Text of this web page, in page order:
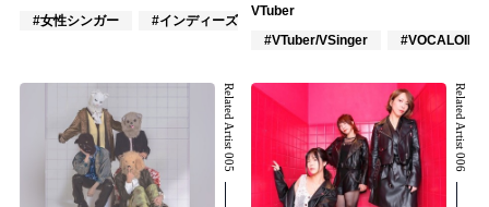
#女性シンガー
#インディーズ #作詞/作曲家
VTuber
#VTuber/VSinger
#VOCALOID
Related Artist 005 Related Artist 006